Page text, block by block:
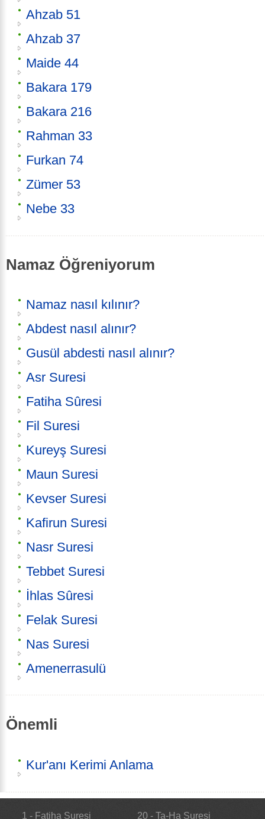
Ahzab 51
Ahzab 37
Maide 44
Bakara 179
Bakara 216
Rahman 33
Furkan 74
Zümer 53
Nebe 33
Namaz Öğreniyorum
Namaz nasıl kılınır?
Abdest nasıl alınır?
Gusül abdesti nasıl alınır?
Asr Suresi
Fatiha Sûresi
Fil Suresi
Kureyş Suresi
Maun Suresi
Kevser Suresi
Kafirun Suresi
Nasr Suresi
Tebbet Suresi
İhlas Sûresi
Felak Suresi
Nas Suresi
Amenerrasulü
Önemli
Kur'anı Kerimi Anlama
1 - Fatiha Suresi
20 - Ta-Ha Suresi